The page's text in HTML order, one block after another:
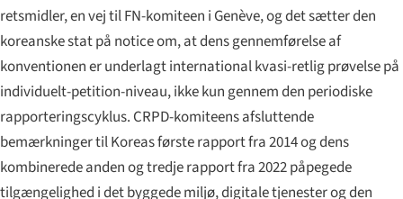
retsmidler, en vej til FN-komiteen i Genève, og det sætter den
koreanske stat på notice om, at dens gennemførelse af
konventionen er underlagt international kvasi-retlig prøvelse på
individuelt-petition-niveau, ikke kun gennem den periodiske
rapporteringscyklus. CRPD-komiteens afsluttende
bemærkninger til Koreas første rapport fra 2014 og dens
kombinerede anden og tredje rapport fra 2022 påpegede
tilgængelighed i det byggede miljø, digitale tjenester og den